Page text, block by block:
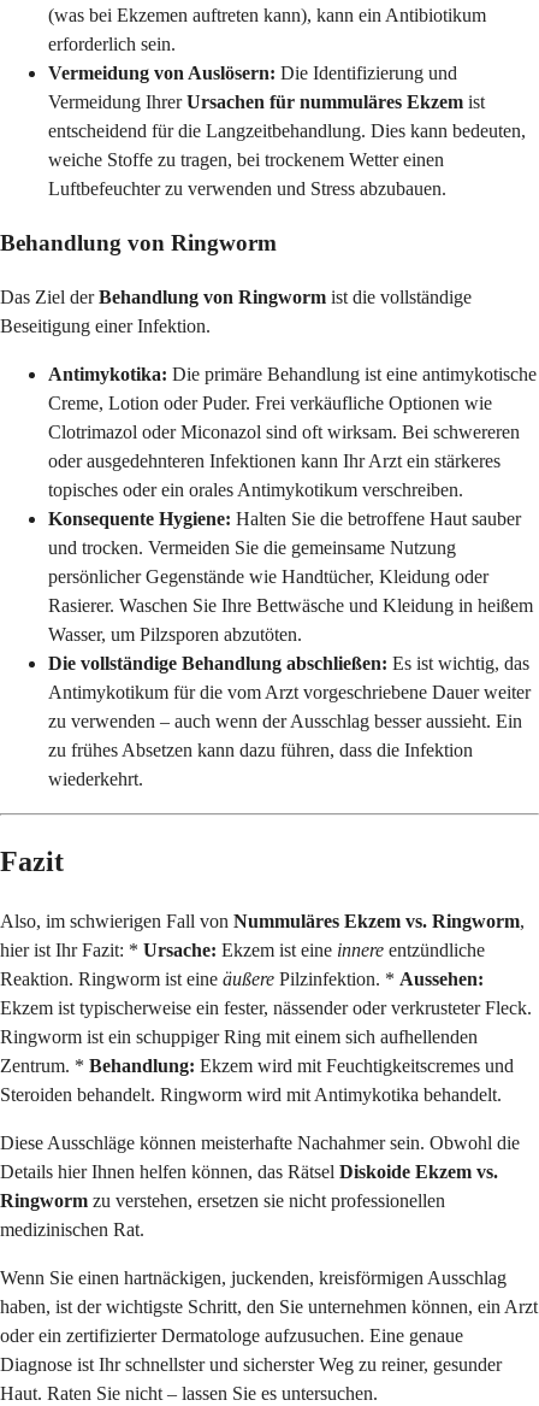
(was bei Ekzemen auftreten kann), kann ein Antibiotikum
erforderlich sein.
Vermeidung von Auslösern: Die Identifizierung und
Vermeidung IhrerUrsachen für nummuläres Ekzem ist
entscheidend für die Langzeitbehandlung. Dies kann bedeuten,
weiche Stoffe zu tragen, bei trockenem Wetter einen
Luftbefeuchter zu verwenden und Stress abzubauen.
Behandlung von Ringworm
Das Ziel derBehandlung von Ringworm ist die vollständige
Beseitigung einer Infektion.
Antimykotika: Die primäre Behandlung ist eine antimykotische
Creme, Lotion oder Puder. Frei verkäufliche Optionen wie
Clotrimazol oder Miconazol sind oft wirksam. Bei schwereren
oder ausgedehnteren Infektionen kann Ihr Arzt ein stärkeres
topisches oder ein orales Antimykotikum verschreiben.
Konsequente Hygiene: Halten Sie die betroffene Haut sauber
und trocken. Vermeiden Sie die gemeinsame Nutzung
persönlicher Gegenstände wie Handtücher, Kleidung oder
Rasierer. Waschen Sie Ihre Bettwäsche und Kleidung in heißem
Wasser, um Pilzsporen abzutöten.
Die vollständige Behandlung abschließen: Es ist wichtig, das
Antimykotikum für die vom Arzt vorgeschriebene Dauer weiter
zu verwenden – auch wenn der Ausschlag besser aussieht. Ein
zu frühes Absetzen kann dazu führen, dass die Infektion
wiederkehrt.
Fazit
Also, im schwierigen Fall von Nummuläres Ekzem vs. Ringworm,
hier ist Ihr Fazit: * Ursache: Ekzem ist eine innere entzündliche
Reaktion. Ringworm ist eine äußere Pilzinfektion. * Aussehen:
Ekzem ist typischerweise ein fester, nässender oder verkrusteter Fleck.
Ringworm ist ein schuppiger Ring mit einem sich aufhellenden
Zentrum. * Behandlung: Ekzem wird mit Feuchtigkeitscremes und
Steroiden behandelt. Ringworm wird mit Antimykotika behandelt.
Diese Ausschläge können meisterhafte Nachahmer sein. Obwohl die
Details hier Ihnen helfen können, das Rätsel Diskoide Ekzem vs.
Ringworm zu verstehen, ersetzen sie nicht professionellen
medizinischen Rat.
Wenn Sie einen hartnäckigen, juckenden, kreisförmigen Ausschlag
haben, ist der wichtigste Schritt, den Sie unternehmen können, ein Arzt
oder ein zertifizierter Dermatologe aufzusuchen. Eine genaue
Diagnose ist Ihr schnellster und sicherster Weg zu reiner, gesunder
Haut. Raten Sie nicht – lassen Sie es untersuchen.